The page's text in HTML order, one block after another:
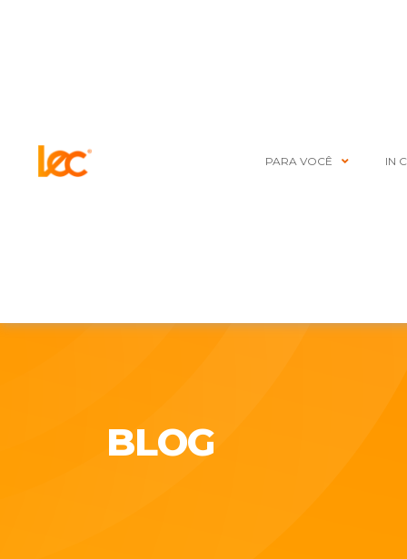
PARA VOCÊ IN
BLOG